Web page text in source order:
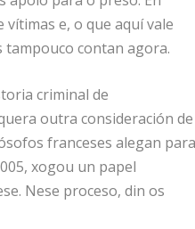
e, o que aquí vale
tampouco contan agora.
criminal de
outra consideración de
franceses alegan
xogou un papel
Nese proceso, din os